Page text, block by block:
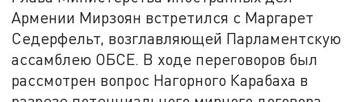
Армении Мирзоян встретился с Маргарет
Седерфельт, возглавляющей Парламентскую
ассамблею ОБСЕ. В ходе переговоров был
рассмотрен вопрос Нагорного Карабаха в